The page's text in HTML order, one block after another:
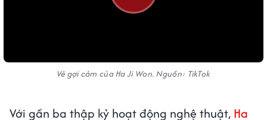
Vẻ gợi cảm của Ha Ji Won. Nguồn: TikTok
Với gần ba thập kỷ hoạt động nghệ thuật, Ha